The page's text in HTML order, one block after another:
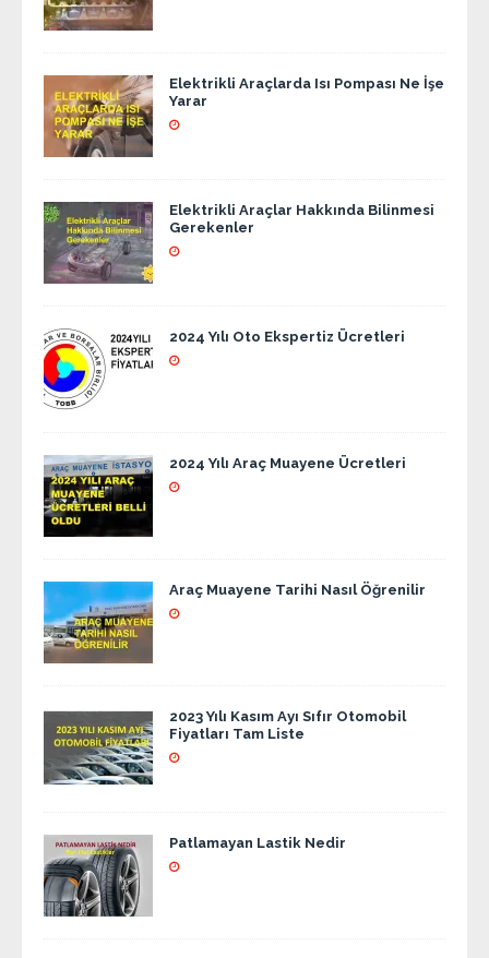
Elektrikli Araçlarda Isı Pompası Ne İşe
Yarar
Elektrikli Araçlar Hakkında Bilinmesi
Gerekenler
2024 Yılı Oto Ekspertiz Ücretleri
2024 Yılı Araç Muayene Ücretleri
Araç Muayene Tarihi Nasıl Öğrenilir
2023 Yılı Kasım Ayı Sıfır Otomobil
Fiyatları Tam Liste
Patlamayan Lastik Nedir